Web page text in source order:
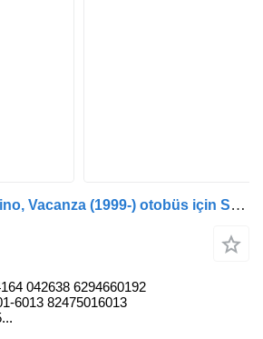
Solaris Urbino, Alpino, Vacanza (1999-) otobüs için Solaris Urbino (01.99-) KS00001321 hidrolik amplifikatör
042638 6294660192
6013 82475016013